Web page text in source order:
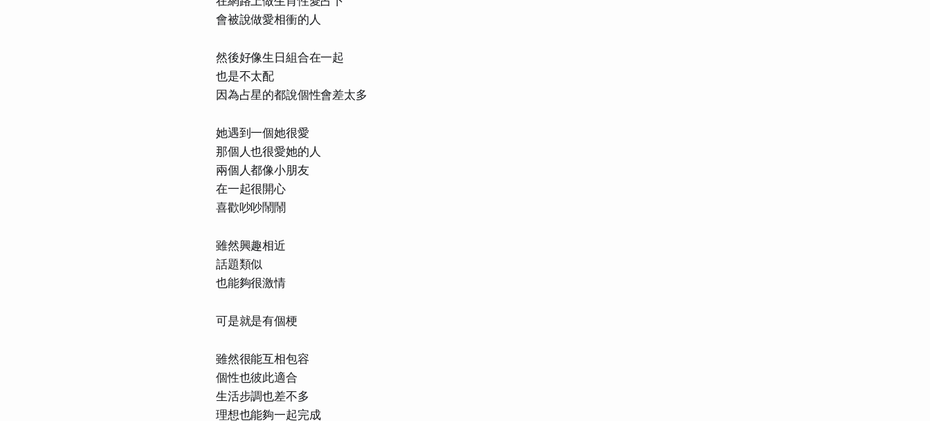
會被說做愛相衝的人
然後好像生日組合在一起
也是不太配
因為占星的都說個性會差太多
她遇到一個她很愛
那個人也很愛她的人
兩個人都像小朋友
在一起很開心
喜歡吵吵鬧鬧
雖然興趣相近
話題類似
也能夠很激情
可是就是有個梗
雖然很能互相包容
個性也彼此適合
生活步調也差不多
理想也能夠一起完成